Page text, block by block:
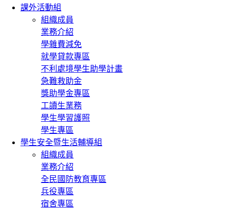
課外活動組
組織成員
業務介紹
學雜費減免
就學貸款專區
不利處境學生助學計畫
急難救助金
獎助學金專區
工讀生業務
學生學習護照
學生專區
學生安全暨生活輔導組
組織成員
業務介紹
全民國防教育專區
兵役專區
宿舍專區